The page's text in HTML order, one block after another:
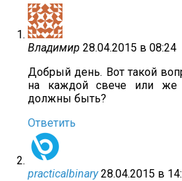
Владимир 28.04.2015 в 08:24
Добрый день. Вот такой
на каждой свече или же
должны быть?
Ответить
practicalbinary 28.04.2015 в